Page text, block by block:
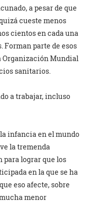
a pesar de que
cueste menos
cientos en cada una
Forman parte de esos
Organización Mundial
sanitarios.
a trabajar, incluso
infancia en el mundo
la tremenda
lograr que los
en la que se ha
eso afecte, sobre
menor